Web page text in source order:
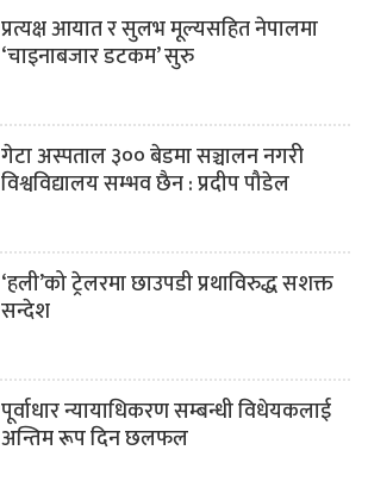
प्रत्यक्ष आयात र सुलभ मूल्यसहित नेपालमा
‘चाइनाबजार डटकम’ सुरु
गेटा अस्पताल ३०० बेडमा सञ्चालन नगरी
विश्वविद्यालय सम्भव छैन : प्रदीप पौडेल
‘हली’को ट्रेलरमा छाउपडी प्रथाविरुद्ध सशक्त
सन्देश
पूर्वाधार न्यायाधिकरण सम्बन्धी विधेयकलाई
अन्तिम रूप दिन छलफल